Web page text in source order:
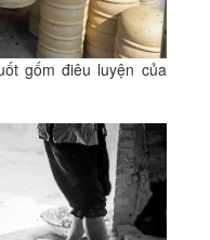
gốm điêu luyện của